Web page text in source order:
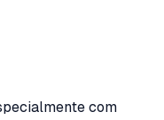
com